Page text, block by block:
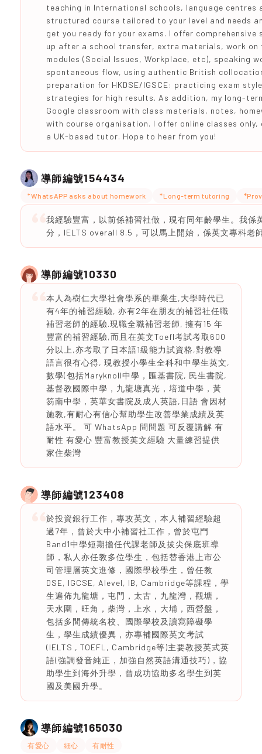
teaching in International schools, language centres
structured course tailored to your level and needs
get you ready for your exams. I offer
up after a school transfer, extra materials, work on
modules (Social Issues, Workplace, etc), speaking
spontaneous flow, using authentic British
preparation for HKDSE/IGSCE: practicing exam
strategies for high results. As addition, my long-
Google classroom with class materials, notes,
with course organisation. I offer online classes only,
a UK-based tutor. Hope to hear from you!
導師編號154434
*WhatsAPP asks about homework *Long-term tutoring
我經驗豐富，以前係補習社做，現有同年齡學生。我係
分，IELTS overall 8.5，可以馬上開始，係英文專科老
導師編號10330
本人為樹仁大學社會學系的畢業生,大學時代已
有4年的補習經驗, 亦有2年在朋友的補習社任職
補習老師的經驗.現職全職補習老師, 擁有15 年
豐富的補習經驗,而且在英文Toefl考試考取600
分以上,亦考取了日本語1級能力試資格,對教導
語言很有心得, 現教授小學生全科和中學生英文,
數學(包括Maryknoll中學，匯基書院, 民生書院,
基督教國際中學，九龍塘真光，培道中學，黃
笏南中學，英華女書院及成人英語,日語 會因材
施教,有耐心有信心幫助學生改善學業成績及英
語水平。 可 WhatsApp 問問題 可反覆講解 有
耐性 有愛心 豐富教授英文經驗 大量練習提供
家住柴灣
導師編號123408
於投資銀行工作，專攻英文，本人補習經驗超
過7年，曾於大中小補習社工作，曾於屯門
Band1中學短期擔任代課老師及拔尖保底班導
師，私人亦任教多位學生，包括替香港上市公
司管理層英文進修，國際學校學生，曾任教
DSE, IGCSE, Alevel, IB, Cambridge等課程，學
生遍佈九龍塘，屯門，太古，九龍灣，觀塘，
天水圍，旺角，柴灣，上水，大埔，西營盤，
包括多間傳統名校、國際學校及讀寫障礙學
生，學生成績優異，亦專補國際英文考試
(IELTS , TOEFL, Cambridge等)主要教授英式英
語(強調發音純正，加強自然英語溝通技巧)，協
助學生到海外升學，曾成功協助多名學生到英
國及美國升學。
導師編號165030
有愛心 細心 有耐性